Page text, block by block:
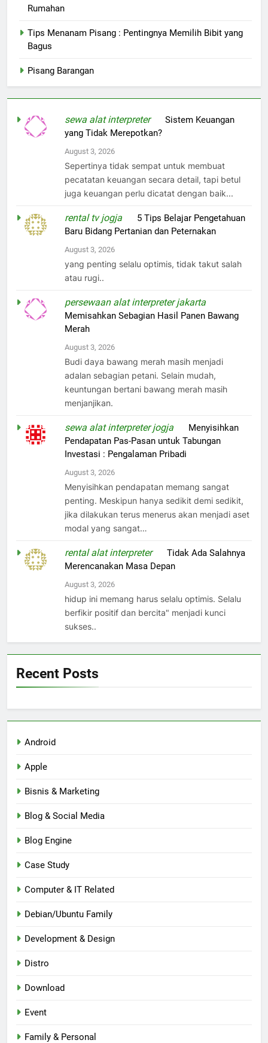
Rumahan
Tips Menanam Pisang : Pentingnya Memilih Bibit yang
Bagus
Pisang Barangan
sewa alat interpreteronSistem Keuangan
yang Tidak Merepotkan?
August 3, 2026
Sepertinya tidak sempat untuk membuat
pecatatan keuangan secara detail, tapi betul
juga keuangan perlu dicatat dengan baik...
rental tv jogja
5 Tips Belajar Pengetahuan
Baru Bidang Pertanian dan Peternakan
August 3, 2026
yang penting selalu optimis, tidak takut salah
atau rugi..
persewaan alat interpreter jakarta
Memisahkan Sebagian Hasil Panen Bawang
Merah
August 3, 2026
Budi daya bawang merah masih menjadi
adalan sebagian petani. Selain mudah,
keuntungan bertani bawang merah masih
menjanjikan.
sewa alat interpreter jogja
Menyisihkan
Pendapatan Pas-Pasan untuk Tabungan
Investasi : Pengalaman Pribadi
August 3, 2026
Menyisihkan pendapatan memang sangat
penting. Meskipun hanya sedikit demi sedikit,
jika dilakukan terus menerus akan menjadi aset
modal yang sangat…
rental alat interpreteronTidak Ada Salahnya
Merencanakan Masa Depan
August 3, 2026
hidup ini memang harus selalu optimis. Selalu
berfikir positif dan bercita" menjadi kunci
sukses..
Recent Posts
Android
Apple
Bisnis & Marketing
Blog & Social Media
Blog Engine
Case Study
Computer & IT Related
Debian/Ubuntu Family
Development & Design
Distro
Download
Event
Family & Personal